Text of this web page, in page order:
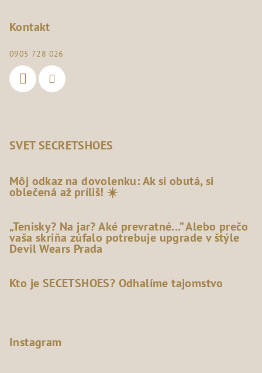
Kontakt
0905 728 026
SVET SECRETSHOES
Môj odkaz na dovolenku: Ak si obutá, si
oblečená až príliš! ☀️
„Tenisky? Na jar? Aké prevratné...“ Alebo prečo
vaša skriňa zúfalo potrebuje upgrade v štýle
Devil Wears Prada
Kto je SECETSHOES? Odhalíme tajomstvo
Instagram